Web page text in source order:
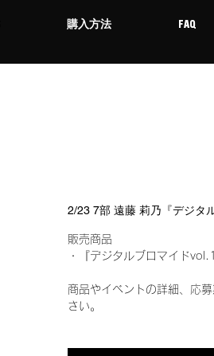
購入方法 FAQ
2/23 7部 遠藤 莉乃『デジタ
販売商品
・『デジタルブロマイド
商品やイベントの詳細、応
さい。